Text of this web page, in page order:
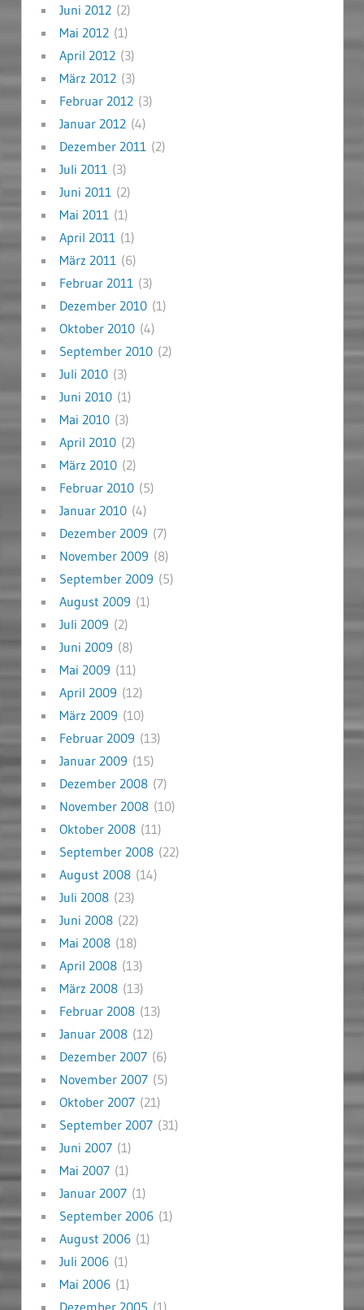
Juni 2012(2)
Mai 2012(1)
April 2012(3)
März 2012(3)
Februar 2012(3)
Januar 2012(4)
Dezember 2011 (2)
Juli 2011 (3)
Juni 2011 (2)
Mai 2011 (1)
April 2011 (1)
März 2011 (6)
Februar 2011 (3)
Dezember 2010(1)
Oktober 2010(4)
September 2010(2)
Juli 2010(3)
Juni 2010(1)
Mai 2010(3)
April 2010(2)
März 2010(2)
Februar 2010(5)
Januar 2010(4)
Dezember 2009 (7)
November 2009 (8)
September 2009 (5)
August 2009 (1)
Juli 2009 (2)
Juni 2009 (8)
Mai 2009 (11)
April 2009 (12)
März 2009 (10)
Februar 2009 (13)
Januar 2009 (15)
Dezember 2008(7)
November 2008(10)
Oktober 2008(11)
September 2008(22)
August 2008(14)
Juli 2008(23)
Juni 2008(22)
Mai 2008(18)
April 2008(13)
März 2008(13)
Februar 2008(13)
Januar 2008(12)
Dezember 2007(6)
November 2007(5)
Oktober 2007(21)
September 2007(31)
Juni 2007(1)
Mai 2007(1)
Januar 2007(1)
September 2006(1)
August 2006(1)
Juli 2006(1)
Mai 2006(1)
Dezember 2005 (1)